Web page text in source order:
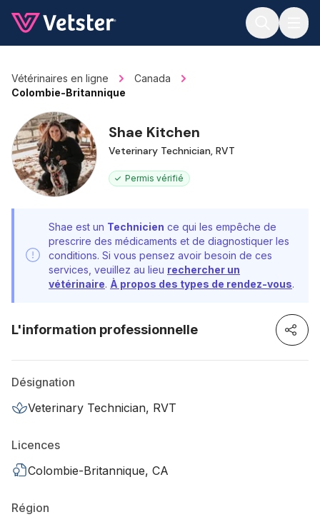
Vétérinaires en ligne
Canada
Colombie-Britannique
Shae Kitchen
Veterinary Technician, RVT
Permis vérifié
Shae est un Technicien ce qui les empêche de
prescrire des médicaments et de diagnostiquer les
conditions. Si vous pensez avoir besoin de ces
services, veuillez au lieu rechercher un
vétérinaire. À propos des types de rendez-vous.
L'information professionnelle
Désignation
Veterinary Technician, RVT
Licences
Colombie-Britannique, CA
Région